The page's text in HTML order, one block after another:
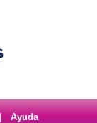
Ayuda